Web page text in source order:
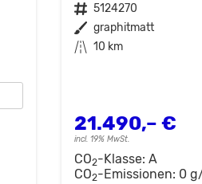
Fahrzeugnr. 5124270
Außenfarbe graphitmatt
Kilometerstand 10 km
21.490,– €
incl. 19% MwSt.
CO2-Klasse: A
CO2-Emissionen: 0